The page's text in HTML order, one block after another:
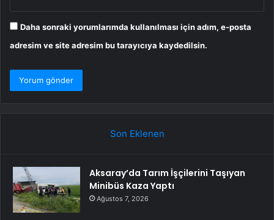
Daha sonraki yorumlarımda kullanılması için adım, e-posta
adresim ve site adresim bu tarayıcıya kaydedilsin.
Son Eklenen
Aksaray’da Tarım İşçilerini Taşıyan
Minibüs Kaza Yaptı
Ağustos 7, 2026